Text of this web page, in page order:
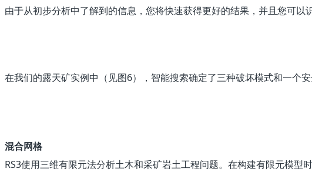
由于从初步分析中了解到的信息，您将快速获得更好的结果，并且您可
在我们的露天矿实例中（见图6），智能搜索确定了三种破坏模式和一个
混合网格
RS3使用三维有限元法分析土木和采矿岩土工程问题。在构建有限元模型